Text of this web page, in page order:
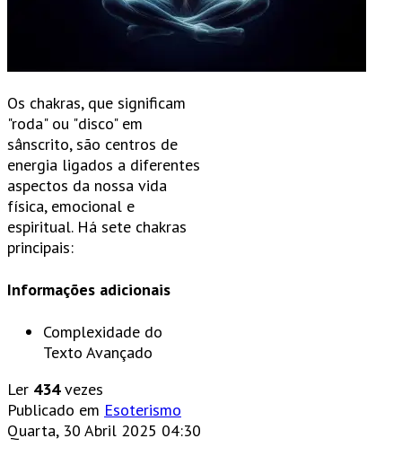
Os chakras, que significam
"roda" ou "disco" em
sânscrito, são centros de
energia ligados a diferentes
aspectos da nossa vida
física, emocional e
espiritual. Há sete chakras
principais:
Informações adicionais
Complexidade do
Texto Avançado
Ler 434vezes
Publicado em Esoterismo
Quarta, 30 Abril 2025 04:30